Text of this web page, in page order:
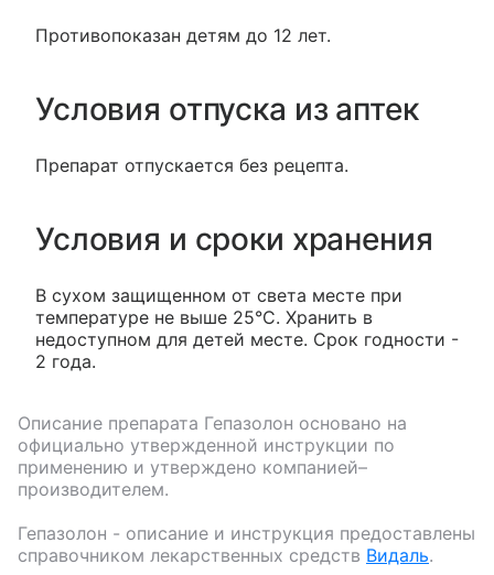
Противопоказан детям до 12 лет.
Условия отпуска из аптек
Препарат отпускается без рецепта.
Условия и сроки хранения
В сухом защищенном от света месте при
температуре не выше 25°С. Хранить в
недоступном для детей месте. Срок годности -
2 года.
Описание препарата Гепазолон основано на
официально утвержденной инструкции по
применению и утверждено компанией–
производителем.
Гепазолон - описание и инструкция предоставлены
справочником лекарственных средств Видаль.